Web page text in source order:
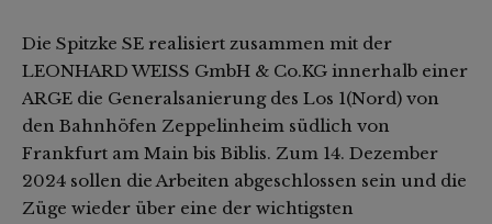
Die Spitzke SE realisiert zusammen mit der
LEONHARD WEISS GmbH & Co.KG innerhalb einer
ARGE die Generalsanierung des Los 1(Nord) von
den Bahnhöfen Zeppelinheim südlich von
Frankfurt am Main bis Biblis. Zum 14. Dezember
2024 sollen die Arbeiten abgeschlossen sein und die
Züge wieder über eine der wichtigsten